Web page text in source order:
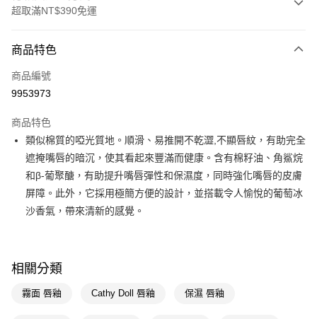
超取滿NT$390免運
POYA支付
信用卡一次付款
LINE Pay
Apple Pay
街口支付
悠遊付
AFTEE先享後付
【關於「AFTEE先享後付」】
商品特色
商品編號
9953973
商品特色
類似棉質的啞光質地。順滑、易推開不乾澀,不顯唇紋，有助完全
遮掩嘴唇的暗沉，使其看起來豐滿而健康。含有棉籽油、角鯊烷
和β-葡聚醣，有助提升嘴唇彈性和保濕度，同時強化嘴唇的皮膚
屏障。此外，它採用極簡方便的設計，並搭載令人愉悅的葡萄冰
沙香氣，帶來清新的感覺。
相關分類
霧面 唇釉 Cathy Doll 唇釉 保濕 唇釉